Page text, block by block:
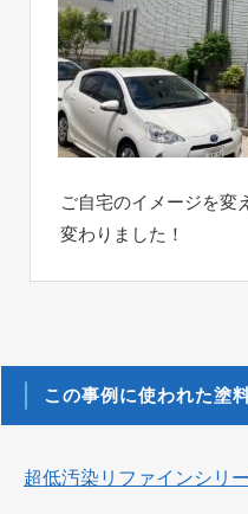
ご自宅のイメージを変
変わりました！
この事例に使われた塗
超低汚染リファインシリ